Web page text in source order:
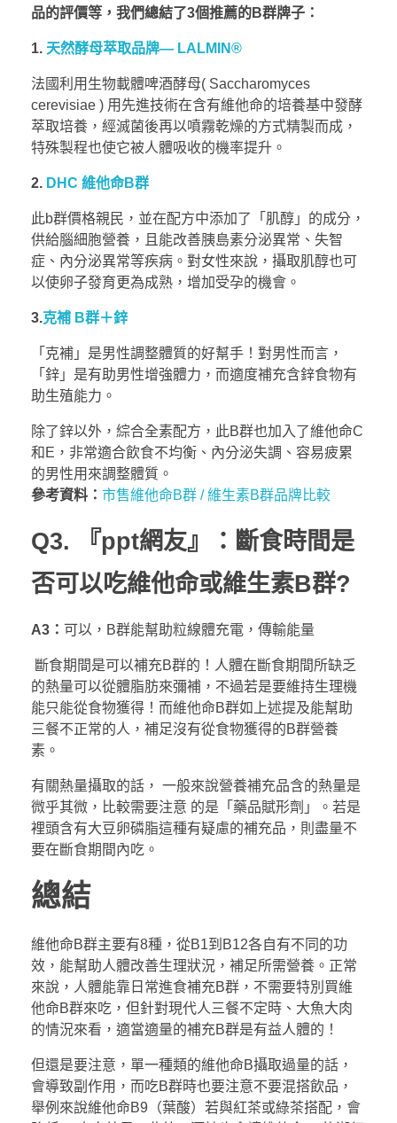
品的評價等，我們總結了3個推薦的B群牌子：
1. 天然酵母萃取品牌— LALMIN®
法國利用生物載體啤酒酵母( Saccharomyces
cerevisiae ) 用先進技術在含有維他命的培養基中發酵
萃取培養，經滅菌後再以噴霧乾燥的方式精製而成，
特殊製程也使它被人體吸收的機率提升。
2. DHC 維他命B群
此b群價格親民，並在配方中添加了「肌醇」的成分，
供給腦細胞營養，且能改善胰島素分泌異常、失智
症、內分泌異常等疾病。對女性來說，攝取肌醇也可
以使卵子發育更為成熟，增加受孕的機會。
3.克補 B群＋鋅
「克補」是男性調整體質的好幫手！對男性而言，
「鋅」是有助男性增強體力，而適度補充含鋅食物有
助生殖能力。
​除了鋅以外，綜合全素配方，此B群也加入了維他命C
和E，非常適合飲食不均衡、內分泌失調、容易疲累
的男性用來調整體質。
參考資料： 市售維他命B群 / 維生素B群品牌比較
Q3. 『ppt網友』：斷食時間是
否可以吃維他命或維生素B群?
A3： 可以，B群能幫助粒線體充電，傳輸能量
斷食期間是可以補充B群的！人體在斷食期間所缺乏
的熱量可以從體脂肪來彌補，不過若是要維持生理機
能只能從食物獲得！而維他命B群如上述提及能幫助
三餐不正常的人，補足沒有從食物獲得的B群營養
素。
有關熱量攝取的話， 一般來說營養補充品含的熱量是
微乎其微，比較需要注意 的是「藥品賦形劑」。若是
裡頭含有大豆卵磷脂這種有疑慮的補充品，則盡量不
要在斷食期間內吃。
總結
維他命B群主要有8種，從B1到B12各自有不同的功
效，能幫助人體改善生理狀況，補足所需營養。正常
來說，人體能靠日常進食補充B群，不需要特別買維
他命B群來吃，但針對現代人三餐不定時、大魚大肉
的情況來看，適當適量的補充B群是有益人體的！
但還是要注意，單一種類的維他命B攝取過量的話，
會導致副作用，而吃B群時也要注意不要混搭飲品，
舉例來說維他命B9（葉酸）若與紅茶或綠茶搭配，會